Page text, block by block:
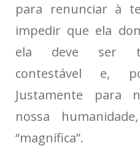
para renunciar à
impedir que ela
ela deve ser
contestável e,
Justamente para
nossa
“magnífica”.